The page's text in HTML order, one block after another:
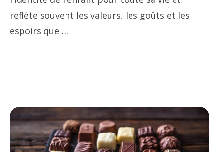
reflète souvent les valeurs, les goûts et les
espoirs que …